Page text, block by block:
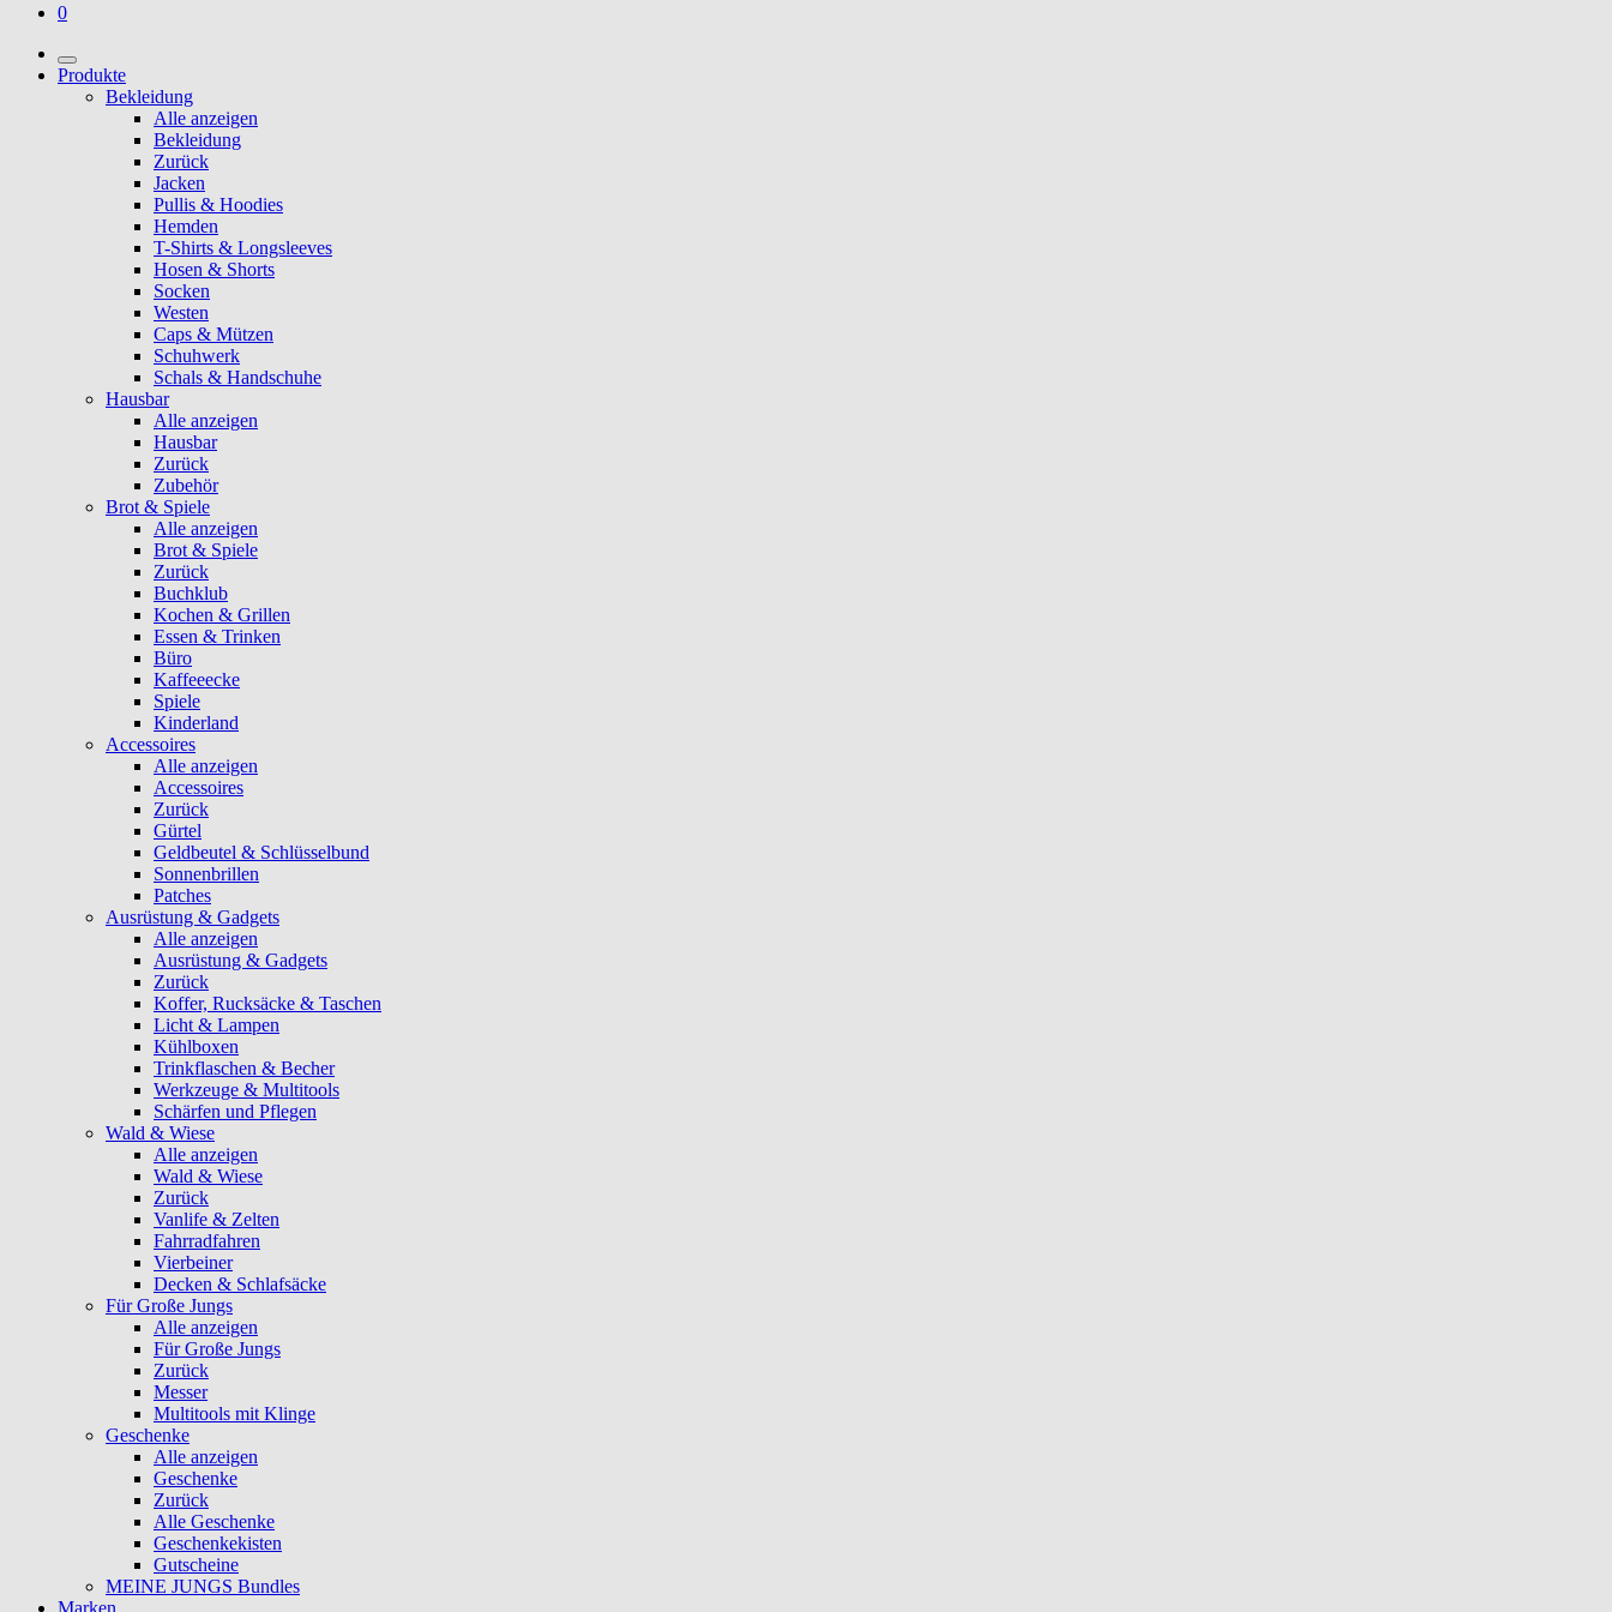
0
Produkte
Bekleidung
Alle anzeigen
Bekleidung
Zurück
Jacken
Pullis & Hoodies
Hemden
T-Shirts & Longsleeves
Hosen & Shorts
Socken
Westen
Caps & Mützen
Schuhwerk
Schals & Handschuhe
Hausbar
Alle anzeigen
Hausbar
Zurück
Zubehör
Brot & Spiele
Alle anzeigen
Brot & Spiele
Zurück
Buchklub
Kochen & Grillen
Essen & Trinken
Büro
Kaffeeecke
Spiele
Kinderland
Accessoires
Alle anzeigen
Accessoires
Zurück
Gürtel
Geldbeutel & Schlüsselbund
Sonnenbrillen
Patches
Ausrüstung & Gadgets
Alle anzeigen
Ausrüstung & Gadgets
Zurück
Koffer, Rucksäcke & Taschen
Licht & Lampen
Kühlboxen
Trinkflaschen & Becher
Werkzeuge & Multitools
Schärfen und Pflegen
Wald & Wiese
Alle anzeigen
Wald & Wiese
Zurück
Vanlife & Zelten
Fahrradfahren
Vierbeiner
Decken & Schlafsäcke
Für Große Jungs
Alle anzeigen
Für Große Jungs
Zurück
Messer
Multitools mit Klinge
Geschenke
Alle anzeigen
Geschenke
Zurück
Alle Geschenke
Geschenkekisten
Gutscheine
MEINE JUNGS Bundles
Marken